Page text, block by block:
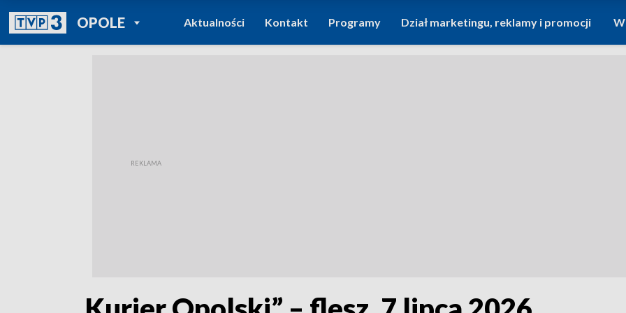
OPOLEPOWRÓT DO
TVP REGIONY
Aktualności Kontakt Programy Dział marketingu, reklamy i promocji